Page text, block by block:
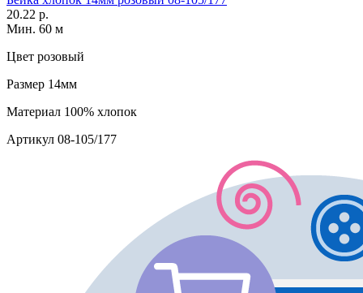
20.22 р.
Мин. 60 м
Цвет розовый
Размер 14мм
Материал 100% хлопок
Артикул 08-105/177